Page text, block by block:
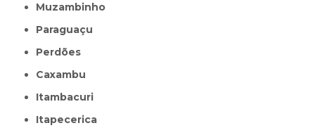
Muzambinho
Paraguaçu
Perdões
Caxambu
Itambacuri
Itapecerica